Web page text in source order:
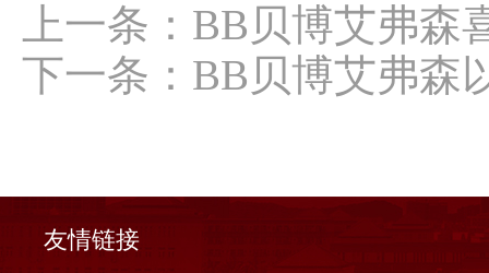
上一条： BB贝博艾弗森
下一条： BB贝博艾弗森
友情链接